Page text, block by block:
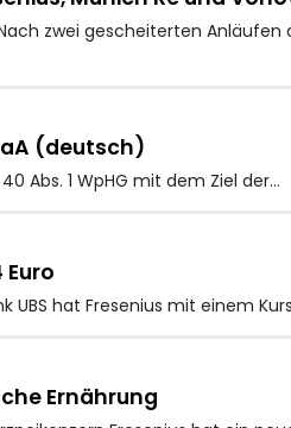
zwei gescheiterten
(deutsch)
Abs. 1 WpHG mit dem Ziel der…
Euro
UBS hat Fresenius mit einem
Ernährung